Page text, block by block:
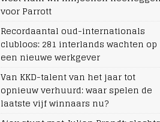
voor Parrott
Recordaantal oud-internationals
clubloos: 281 interlands wachten op
een nieuwe werkgever
Van KKD-talent van het jaar tot
opnieuw verhuurd: waar spelen de
laatste vijf winnaars nu?